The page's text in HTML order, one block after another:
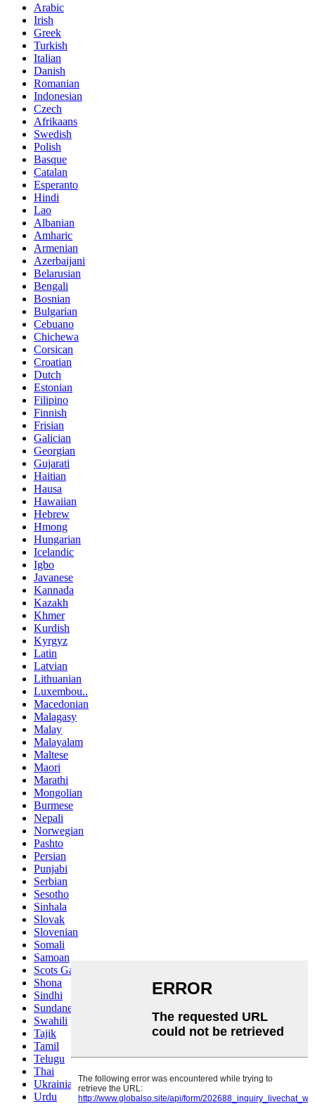
Arabic
Irish
Greek
Turkish
Italian
Danish
Romanian
Indonesian
Czech
Afrikaans
Swedish
Polish
Basque
Catalan
Esperanto
Hindi
Lao
Albanian
Amharic
Armenian
Azerbaijani
Belarusian
Bengali
Bosnian
Bulgarian
Cebuano
Chichewa
Corsican
Croatian
Dutch
Estonian
Filipino
Finnish
Frisian
Galician
Georgian
Gujarati
Haitian
Hausa
Hawaiian
Hebrew
Hmong
Hungarian
Icelandic
Igbo
Javanese
Kannada
Kazakh
Khmer
Kurdish
Kyrgyz
Latin
Latvian
Lithuanian
Luxembou..
Macedonian
Malagasy
Malay
Malayalam
Maltese
Maori
Marathi
Mongolian
Burmese
Nepali
Norwegian
Pashto
Persian
Punjabi
Serbian
Sesotho
Sinhala
Slovak
Slovenian
Somali
Samoan
Scots Gaelic
Shona
Sindhi
Sundanese
Swahili
Tajik
Tamil
Telugu
Thai
Ukrainian
Urdu